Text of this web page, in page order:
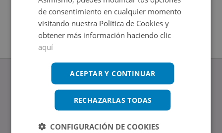
www.altamirainmuebles.com
Edificio Skylight
Avenida de Manoteras 14-16, 28050, Madrid
de consentimiento en cualquier momento
visitando nuestra Política de Cookies y
obtener más información haciendo clic
aquí
ACEPTAR Y CONTINUAR
RECHAZARLAS TODAS
CONFIGURACIÓN DE COOKIES